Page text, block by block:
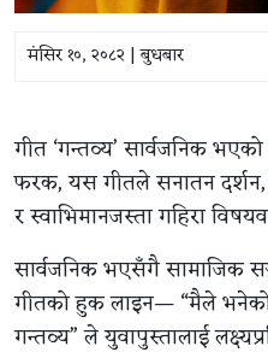
मंसिर १०, २०८२ | बुधबार
गीत ‘गन्तव्य’ सार्वजनिक
फरक, यस गीतले सनातन
र स्वाभिमानजस्ता गहिरा
सार्वजनिक भएसँगै सामाजिक
गीतको हुक लाइन— “मैले
गन्तव्य” ले युवापुस्तालाई